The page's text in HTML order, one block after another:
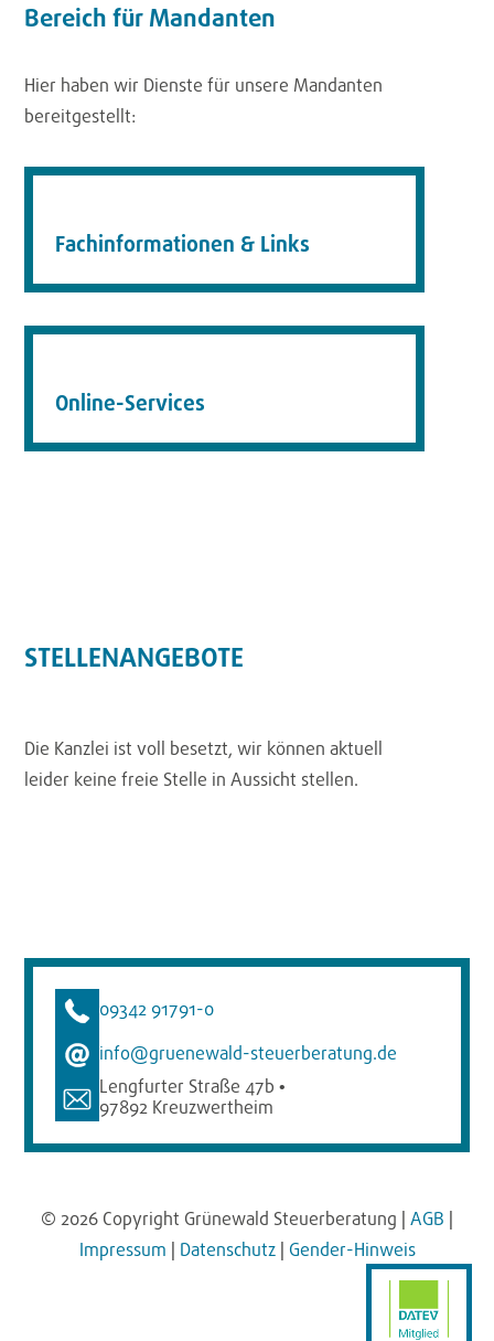
Bereich für Mandanten
Hier haben wir Dienste für unsere Mandanten
bereitgestellt:
Fachinformationen & Links
Online-Services
STELLENANGEBOTE
Die Kanzlei ist voll besetzt, wir können aktuell
leider keine freie Stelle in Aussicht stellen.
09342 91791-0
info@gruenewald-steuerberatung.de
Lengfurter Straße 47b •
97892 Kreuzwertheim
© 2026 Copyright Grünewald Steuerberatung | AGB
Impressum Datenschutz| Gender-Hinweis